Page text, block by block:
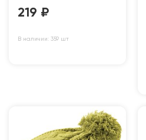
219 ₽
В наличии: 359 шт